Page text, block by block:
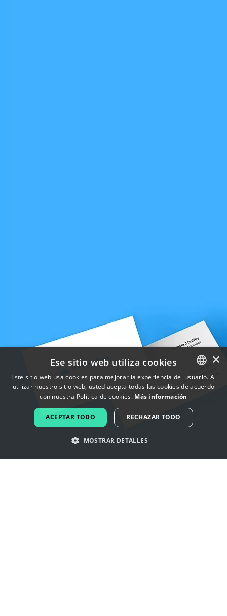
ENGLISH
FRENCH
DUTCH
×
Ese sitio web utiliza cookies
Este sitio web usa cookies para mejorar la experiencia del usuario. Al
utilizar nuestro sitio web, usted acepta todas las cookies de acuerdo
con nuestra Política de cookies. Más información
ACEPTAR TODO RECHAZAR TODO
MOSTRAR DETALLES